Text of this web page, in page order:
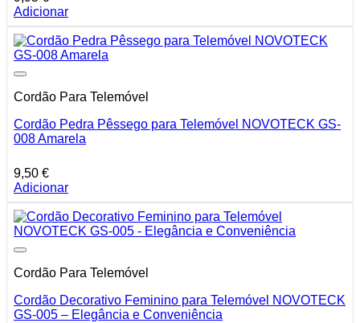
Adicionar
Cordão Para Telemóvel
Cordão Pedra Pêssego para Telemóvel NOVOTECK GS-
008 Amarela
9,50 €
Adicionar
Cordão Para Telemóvel
Cordão Decorativo Feminino para Telemóvel NOVOTECK
GS-005 – Elegância e Conveniência